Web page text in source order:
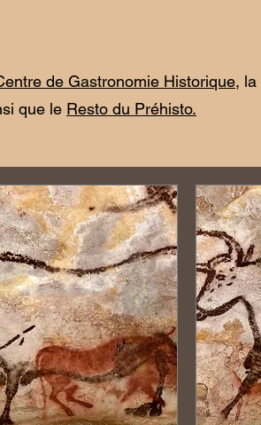
de Gastronomie Historique, la
que le Resto du Préhisto.